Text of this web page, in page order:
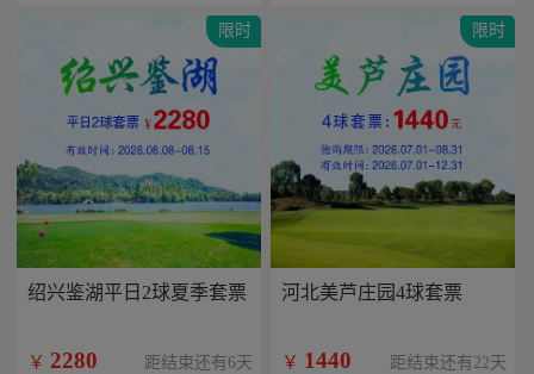
限时
绍兴鉴湖平日2球夏季套票
￥ 2280 距结束还有6天
限时
河北美芦庄园4球套票
￥ 1440 距结束还有22天